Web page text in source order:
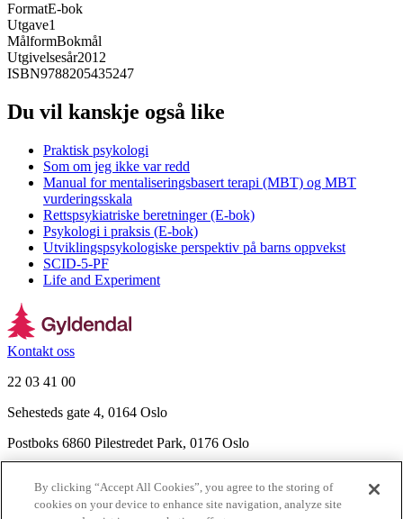
FormatE-bok
Utgave1
MålformBokmål
Utgivelsesår2012
ISBN9788205435247
Du vil kanskje også like
Praktisk psykologi
Som om jeg ikke var redd
Manual for mentaliseringsbasert terapi (MBT) og MBT
vurderingsskala
Rettspsykiatriske beretninger (E-bok)
Psykologi i praksis (E-bok)
Utviklingspsykologiske perspektiv på barns oppvekst
SCID-5-PF
Life and Experiment
Kontakt oss
22 03 41 00
Sehesteds gate 4, 0164 Oslo
Postboks 6860 Pilestredet Park, 0176 Oslo
Nyhetsbrev
By clicking “Accept All Cookies”, you agree to the storing of
cookies on your device to enhance site navigation, analyze site